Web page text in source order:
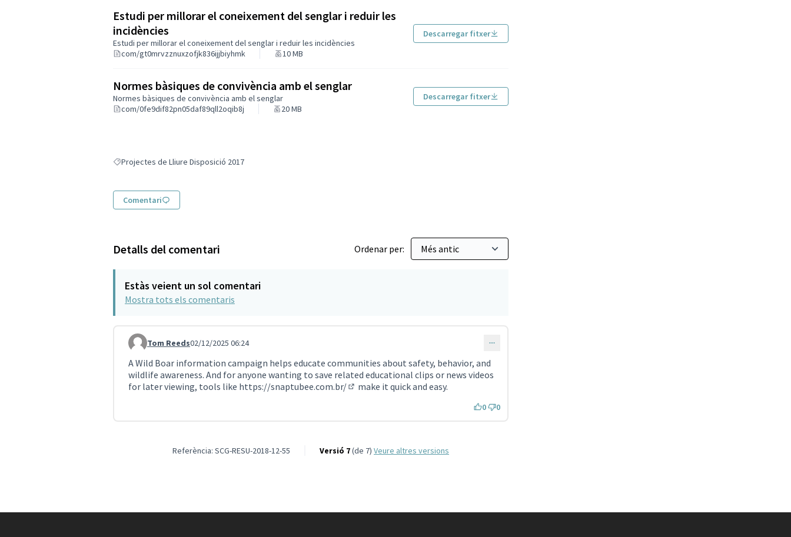
Estudi per millorar el coneixement del senglar i reduir les
incidències
Estudi per millorar el coneixement del senglar i reduir les incidències
com/gt0mrvzznuxzofjk836ijjbiyhmk
10 MB
Descarregar fitxer
Normes bàsiques de convivència amb el senglar
Normes bàsiques de convivència amb el senglar
com/0fe9dif82pn05daf89qll2oqib8j
20 MB
Descarregar fitxer
Resultats en filtrar per: Projectes de Lliure Disposició 2017
Projectes de Lliure Disposició 2017
Comentari
Detalls del comentari Ordenar per:
Estàs veient un sol comentari
Mostra tots els comentaris
Comentari 4560
Tom Reeds02/12/2025 06:24
A Wild Boar information campaign helps educate communities about safety, behavior, and
wildlife awareness. And for anyone wanting to save related educational clips or news videos
for later viewing, tools like https://snaptubee.com.br/
(Enllaç extern)
make it quick and easy.
0 0
Referència: SCG-RESU-2018-12-55 Versió 7(de 7) veure altres versions